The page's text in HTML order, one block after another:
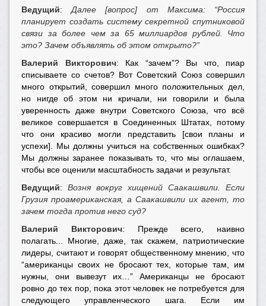
Ведущий:Далее [вопрос] от Максима: “Россия
планирует создать систему секретной спутниковой
связи за более чем за 65 миллиардов рублей. Что
это? Зачем объявлять об этом открыто?”
Валерий Викторович: Как “зачем”? Вы что, пиар
списываете со счетов? Вот Советский Союз совершил
много открытий, совершил много положительных дел,
но нигде об этом ни кричали, ни говорили и была
уверенность даже внутри Советского Союза, что всё
великое совершается в Соединенных Штатах, потому
что они красиво могли представить [свои планы и
успехи]. Мы должны учиться на собственных ошибках?
Мы должны заранее показывать то, что мы оглашаем,
чтобы все оценили масштабность задачи и результат.
Ведущий: Возня вокруг хищений Саакашвили. Если
Грузия проамериканская, а Саакашвили их агент, то
зачем тогда против него суд?
Валерий Викторович: Прежде всего, наивно
полагать... Многие, даже, так скажем, патриотические
лидеры, считают и говорят общественному мнению, что
“американцы своих не бросают тех, которые там, им
нужны, они вывезут их…” Американцы не бросают
ровно до тех пор, пока этот человек не потребуется для
следующего управленческого шага. Если им